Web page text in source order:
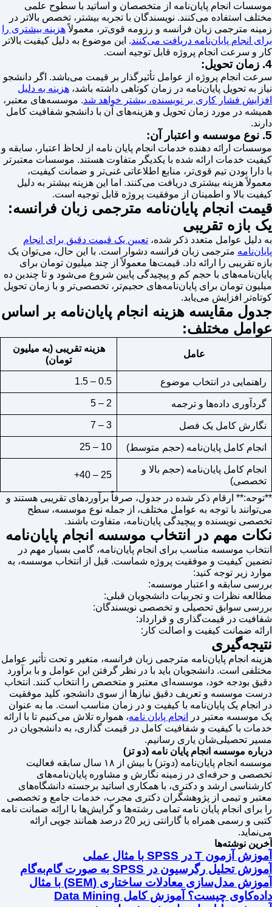
موسسات انجام پایان‌نامه از متخصصان و اساتید با سطوح علمی
مختلف استفاده می‌کنند. نویسندگان با تجربه بیشتر، تخصص بالاتر در
زمینه مترجمی زبان فرانسه و رزومه قوی‌تر، معمولاًهزینه بیشتری را
برای انجام پایان‌نامه دریافت می‌کنند. این موضوع به دلیل کیفیت بالاتر
کار و سرعت انجام پروژه قابل توجیه است.
4. زمان تحویل:
سرعت انجام پروژه از عوامل تأثیرگذار بر قیمت می‌باشد. اگر دانشجو
نیاز به تحویل پایان‌نامه در زمان کوتاهی داشته باشد، هزینه به دلیل
افزایش فشار کاری بر نویسنده، بیشتر خواهد شد. موسسه‌های معتبر،
همیشه در مورد زمان تحویل و هزینه‌های آن با دانشجو شفافیت کامل
دارند.
5. نوع موسسه و اعتبار آن:
موسسات ارائه دهنده خدمات انجام پایان نامه از لحاظ اعتبار، سابقه و
کیفیت خدمات ارائه شده با یکدیگر متفاوت هستند. موسسات معتبرتر
با دارا بودن تیم قوی‌تر، منابع اطلاعاتی غنی‌تر و ضمانت کیفیت،
معمولاً هزینه بیشتری دریافت می‌کنند. اما این هزینه بیشتر به دلیل
کیفیت بالا و اطمینان از موفقیت پروژه قابل توجیه است.
قیمت انجام پایان‌نامه مترجمی زبان فرانسه:
یک بازه تقریبی
به دلیل عوامل متعدد ذکر شده، تعیین یک قیمت دقیق برای انجام
پایان‌نامه مترجمی زبان فرانسه دشوار است. با این حال، می‌توان یک
بازه تقریبی را ارائه داد. قیمت‌ها معمولاً از چند میلیون تومان برای
پایان‌نامه‌های با حجم کم و پیچیدگی پایین شروع می‌شود و تا چندین ده
میلیون تومان برای پایان‌نامه‌های حجیم‌تر، تخصصی‌تر و با زمان تحویل
کوتاه‌تر افزایش می‌یابد.
جدول مقایسه هزینه انجام پایان‌نامه بر اساس
عوامل مختلف:
عامل
هزینه تقریبی (به میلیون
تومان)
راهنمایی در انتخاب موضوع 0.5 – 1.5
گردآوری داده‌ها و ترجمه 2 – 5
نگارش کامل یک فصل 3 – 7
انجام کامل پایان‌نامه (حجم متوسط) 10 – 25
انجام کامل پایان‌نامه (حجم بالا و
تخصصی)
25 – 40+
**توجه:** ارقام ذکر شده در جدول، صرفاً برآوردهای تقریبی هستند و
می‌توانند با توجه به عوامل مختلف، از جمله نوع موسسه، سطح
تخصصی نویسنده و پیچیدگی پایان‌نامه، متفاوت باشند.
نکات مهم در انتخاب موسسه انجام پایان‌نامه
انتخاب موسسه مناسب برای انجام پایان‌نامه، گامی بسیار مهم در
تضمین کیفیت و موفقیت پروژه شماست. قبل از انتخاب موسسه، به
موارد زیر توجه کنید:
بررسی سابقه و اعتبار موسسه:
مطالعه نظرات و تجربیات دانشجویان قبلی:
بررسی سوابق تحصیلی و تخصصی نویسندگان:
شفافیت در قیمت‌گذاری و قرارداد:
ارائه ضمانت کیفیت و اصالت کار:
نتیجه‌گیری
هزینه انجام پایان‌نامه مترجمی زبان فرانسه، متغیر و تحت تأثیر عوامل
مختلفی است. دانشجویان باید با در نظر گرفتن این عوامل و با برآورد
دقیق بودجه خود، موسسه‌ای معتبر و متخصص را انتخاب کنند. انتخاب
درست موسسه و تعریف دقیق نیازها از سوی دانشجو، کلید موفقیت
در انجام یک پایان‌نامه با کیفیت و در زمان مناسب است. ما به عنوان
یک موسسه معتبر در
انجام پایان نامه، همواره تلاش می‌کنیم تا با ارائه
خدمات با کیفیت و شفافیت کامل در قیمت گذاری، به دانشجویان در
مسیر تحصیلی‌شان یاری رسانیم.
درباره موسسه انجام پایان نامه (دو تز)
موسسه انجام پایان‌نامه (دوتز) با بیش از ۱۸ سال سابقه فعالیت
تخصصی و حرفه‌ای در زمینه نگارش و مشاوره پایان‌نامه‌های
کارشناسی ارشد و دکتری، با همکاری اساتید برجسته دانشگاه‌های
معتبر و تیمی از پژوهشگران دکتری مجرب، خدمات جامع و تخصصی
را برای انجام پایان نامه تمامی رشته‌ها و گرایش‌ها با اراِئه ضمانت نامه
کتبی و رسمی همراه با گارانتی زیر 20 درصد همانند جویی ارائه
می‌نماید.
آخرین نوشته‌ها
آموزش آزمون T در SPSS با مثال عملی
آموزش تحلیل رگرسیون در SPSS به صورت گام‌به‌گام
آموزش مدل‌سازی معادلات ساختاری (SEM) با مثال
داده‌کاوی چیست؟ آموزش کامل Data Mining